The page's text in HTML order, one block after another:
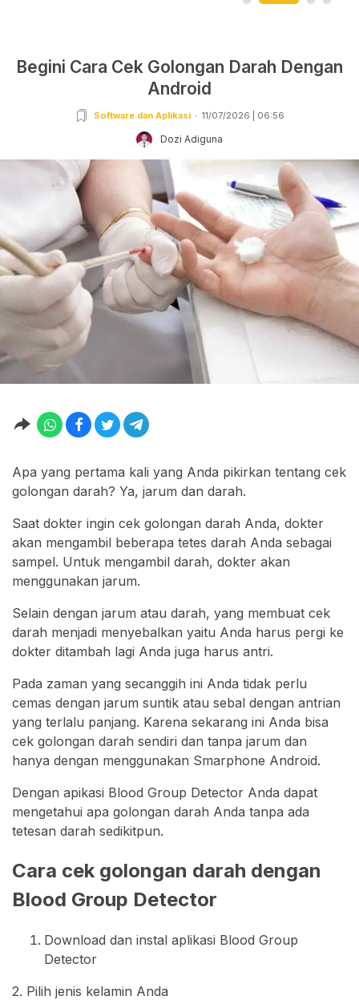
Begini Cara Cek Golongan Darah Dengan
Android
Software dan Aplikasi 11/07/2026 | 06:56
Dozi Adiguna
Apa yang pertama kali yang Anda pikirkan tentang cek
golongan darah? Ya, jarum dan darah.
Saat dokter ingin cek golongan darah Anda, dokter
akan mengambil beberapa tetes darah Anda sebagai
sampel. Untuk mengambil darah, dokter akan
menggunakan jarum.
Selain dengan jarum atau darah, yang membuat cek
darah menjadi menyebalkan yaitu Anda harus pergi ke
dokter ditambah lagi Anda juga harus antri.
Pada zaman yang secanggih ini Anda tidak perlu
cemas dengan jarum suntik atau sebal dengan antrian
yang terlalu panjang. Karena sekarang ini Anda bisa
cek golongan darah sendiri dan tanpa jarum dan
hanya dengan menggunakan Smarphone Android.
Dengan apikasi Blood Group Detector Anda dapat
mengetahui apa golongan darah Anda tanpa ada
tetesan darah sedikitpun.
Cara cek golongan darah dengan
Blood Group Detector
Download dan instal aplikasi Blood Group
Detector
2. Pilih jenis kelamin Anda